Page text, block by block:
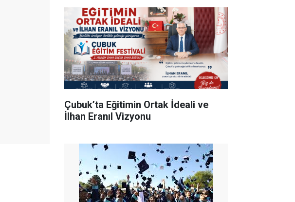
Çubuk’ta Eğitimin Ortak İdeali ve
İlhan Eranıl Vizyonu